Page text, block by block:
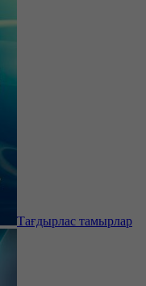
Тағдырлас тамырлар